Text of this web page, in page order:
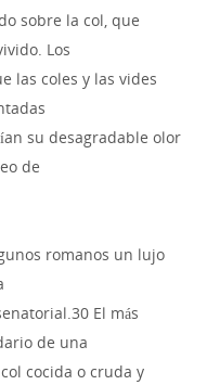
sobre la col, que
Los
las coles y las vides
su desagradable olor
de
romanos un lujo
El más
de una
cocida o cruda y